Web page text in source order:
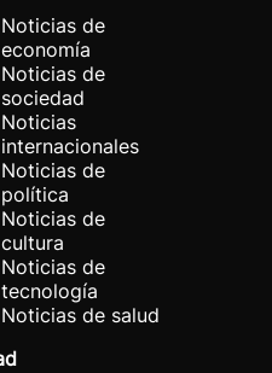
Noticias de
economía
Noticias de
sociedad
Noticias
internacionales
Noticias de
política
Noticias de
cultura
Noticias de
tecnología
Noticias de salud